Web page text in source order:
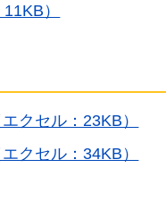
）
クセル：23KB）
クセル：34KB）